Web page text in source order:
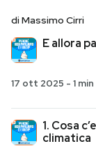
di Massimo Cirri
E allora
17 ott 2025 - 1 min
1. Cosa
climatica